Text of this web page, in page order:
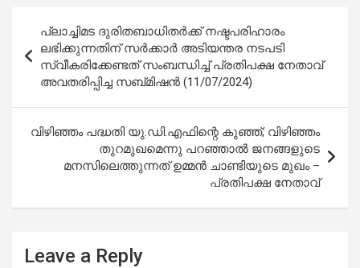
navigation
പ്ലാച്ചിമട ദുരിതബാധിതര്‍ക്ക് നഷ്ടപരിഹാരം
ലഭിക്കുന്നതിന് സര്‍ക്കാര്‍ അടിയന്തര നടപടി
സ്വീകരിക്കേണ്ടത് സംബന്ധിച്ച് പ്രതിപക്ഷ നേതാവ്
അവതരിപ്പിച്ച സബ്മിഷന്‍ (11/07/2024)
വിഴിഞ്ഞം പദ്ധതി യു.ഡി.എഫിന്റെ കുഞ്ഞ്; വിഴിഞ്ഞം
തുറമുഖമെന്നു പറഞ്ഞാല്‍ ജനങ്ങളുടെ
മനസിലെത്തുന്നത് ഉമ്മന്‍ ചാണ്ടിയുടെ മുഖം –
പ്രതിപക്ഷ നേതാവ്
Leave a Reply